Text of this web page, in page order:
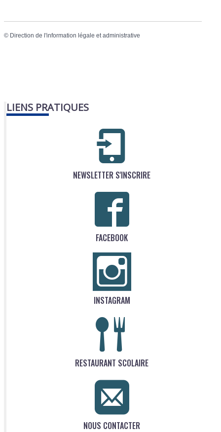
© Direction de l'information légale et administrative
LIENS PRATIQUES
NEWSLETTER S'INSCRIRE
FACEBOOK
INSTAGRAM
RESTAURANT SCOLAIRE
NOUS CONTACTER